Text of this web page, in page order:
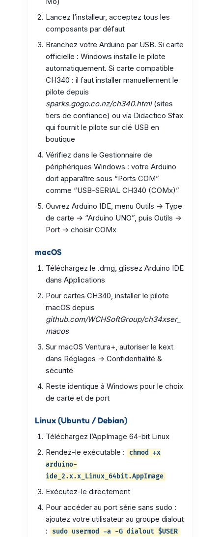
Lancez l’installeur, acceptez tous les
composants par défaut
Branchez votre Arduino par USB. Si carte
officielle : Windows installe le pilote
automatiquement. Si carte compatible
CH340 : il faut installer manuellement le
pilote depuis
sparks.gogo.co.nz/ch340.html(sites
tiers de confiance) ou via Didactico Sfax
qui fournit le pilote sur clé USB en
boutique
Vérifiez dans le Gestionnaire de
périphériques Windows : votre Arduino
doit apparaître sous “Ports COM”
comme “USB-SERIAL CH340 (COMx)”
Ouvrez Arduino IDE, menu Outils → Type
de carte → “Arduino UNO”, puis Outils →
Port → choisir COMx
macOS
Téléchargez le .dmg, glissez Arduino IDE
dans Applications
Pour cartes CH340, installer le pilote
macOS depuis
github.com/WCHSoftGroup/ch34xser_
macos
Sur macOS Ventura+, autoriser le kext
dans Réglages → Confidentialité &
sécurité
Reste identique à Windows pour le choix
de carte et de port
Linux (Ubuntu / Debian)
Téléchargez l’AppImage 64-bit Linux
Rendez-le exécutable :
chmod +x
arduino-
ide_2.x.x_Linux_64bit.AppImage
Exécutez-le directement
Pour accéder au port série sans sudo :
ajoutez votre utilisateur au groupe dialout
:
sudo usermod -a -G dialout $USER